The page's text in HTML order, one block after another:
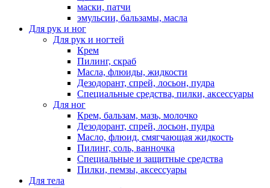
маски, патчи
эмульсии, бальзамы, масла
Для рук и ног
Для рук и ногтей
Крем
Пилинг, скраб
Масла, флюиды, жидкости
Дезодорант, спрей, лосьон, пудра
Специальные средства, пилки, аксессуары
Для ног
Крем, бальзам, мазь, молочко
Дезодорант, спрей, лосьон, пудра
Масло, флюид, смягчающая жидкость
Пилинг, соль, ванночка
Специальные и защитные средства
Пилки, пемзы, аксессуары
Для тела